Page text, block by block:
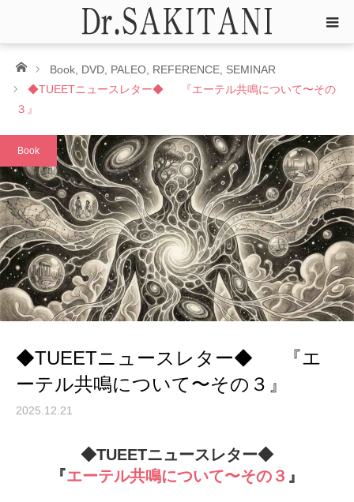
ホームBook DVD PALEO REFERENCE SEMINAR
◆TUEETニュースレター◆ 『エーテル共鳴について〜その
３』
Book
◆TUEETニュースレター◆ 『エ
ーテル共鳴について〜その３』
2025.12.21
◆TUEETニュースレター◆
『エーテル共鳴について〜その３ 』